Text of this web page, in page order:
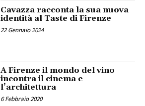
Cavazza racconta la sua nuova
identità al Taste di Firenze
22 Gennaio 2024
A Firenze il mondo del vino
incontra il cinema e
l’architettura
6 Febbraio 2020